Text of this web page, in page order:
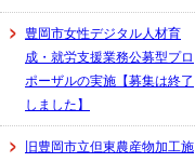
豊岡市女性デジタル人材育
成・就労支援業務公募型プロ
ポーザルの実施【募集は終了
しました】
旧豊岡市立但東農産物加工施